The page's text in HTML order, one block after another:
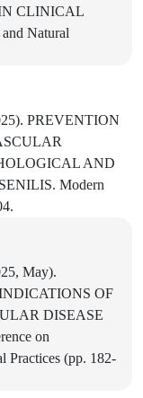
CLINICAL
Natural
PREVENTION
AND
Modern
May).
OF
DISEASE
on
Practices (pp. 182-